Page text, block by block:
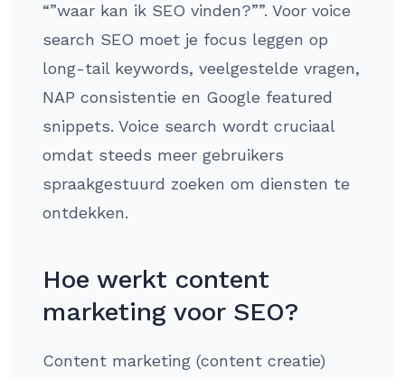
“”waar kan ik SEO vinden?””. Voor voice
search SEO moet je focus leggen op
long-tail keywords, veelgestelde vragen,
NAP consistentie en Google featured
snippets. Voice search wordt cruciaal
omdat steeds meer gebruikers
spraakgestuurd zoeken om diensten te
ontdekken.
Hoe werkt content
marketing voor SEO?
Content marketing (content creatie)